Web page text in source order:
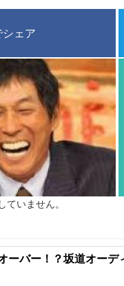
シェア
いません。
ーバー！？坂道オーデ